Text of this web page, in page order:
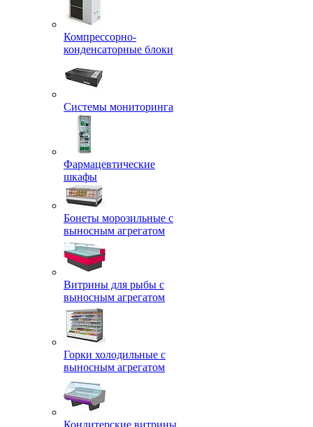
Компрессорно-
конденсаторные блоки
Системы мониторинга
Фармацевтические
шкафы
Бонеты морозильные с
выносным агрегатом
Витрины для рыбы с
выносным агрегатом
Горки холодильные с
выносным агрегатом
Кондитерские витрины